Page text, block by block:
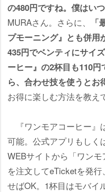
の480円ですね。僕はい
MURAさん。さらに、
プモーニング』とも併用
435円でベンティにサイ
ーヒー』の2杯目も110
ら、合わせ技を使うとお
お得に楽しむ方法を教え
『ワンモアコーヒー』
可能。公式アプリもしく
WEBサイトから「ワン
を注文してeTicketを発
せばOK。1杯目はモバイ